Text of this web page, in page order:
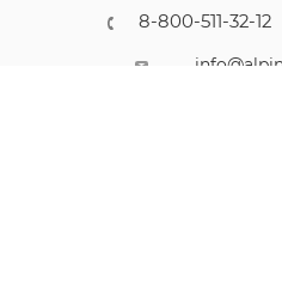
8-800-511-32-12